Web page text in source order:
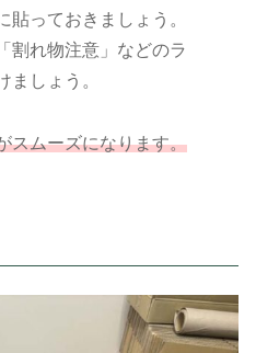
貼っておきましょう。
割れ物注意」などのラ
ましょう。
スムーズになります。